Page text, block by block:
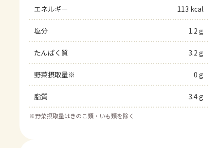
エネルギー 113 kcal
塩分 1.2 g
たんぱく質 3.2 g
野菜摂取量※ 0 g
脂質 3.4 g
※野菜摂取量はきのこ類・いも類を除く